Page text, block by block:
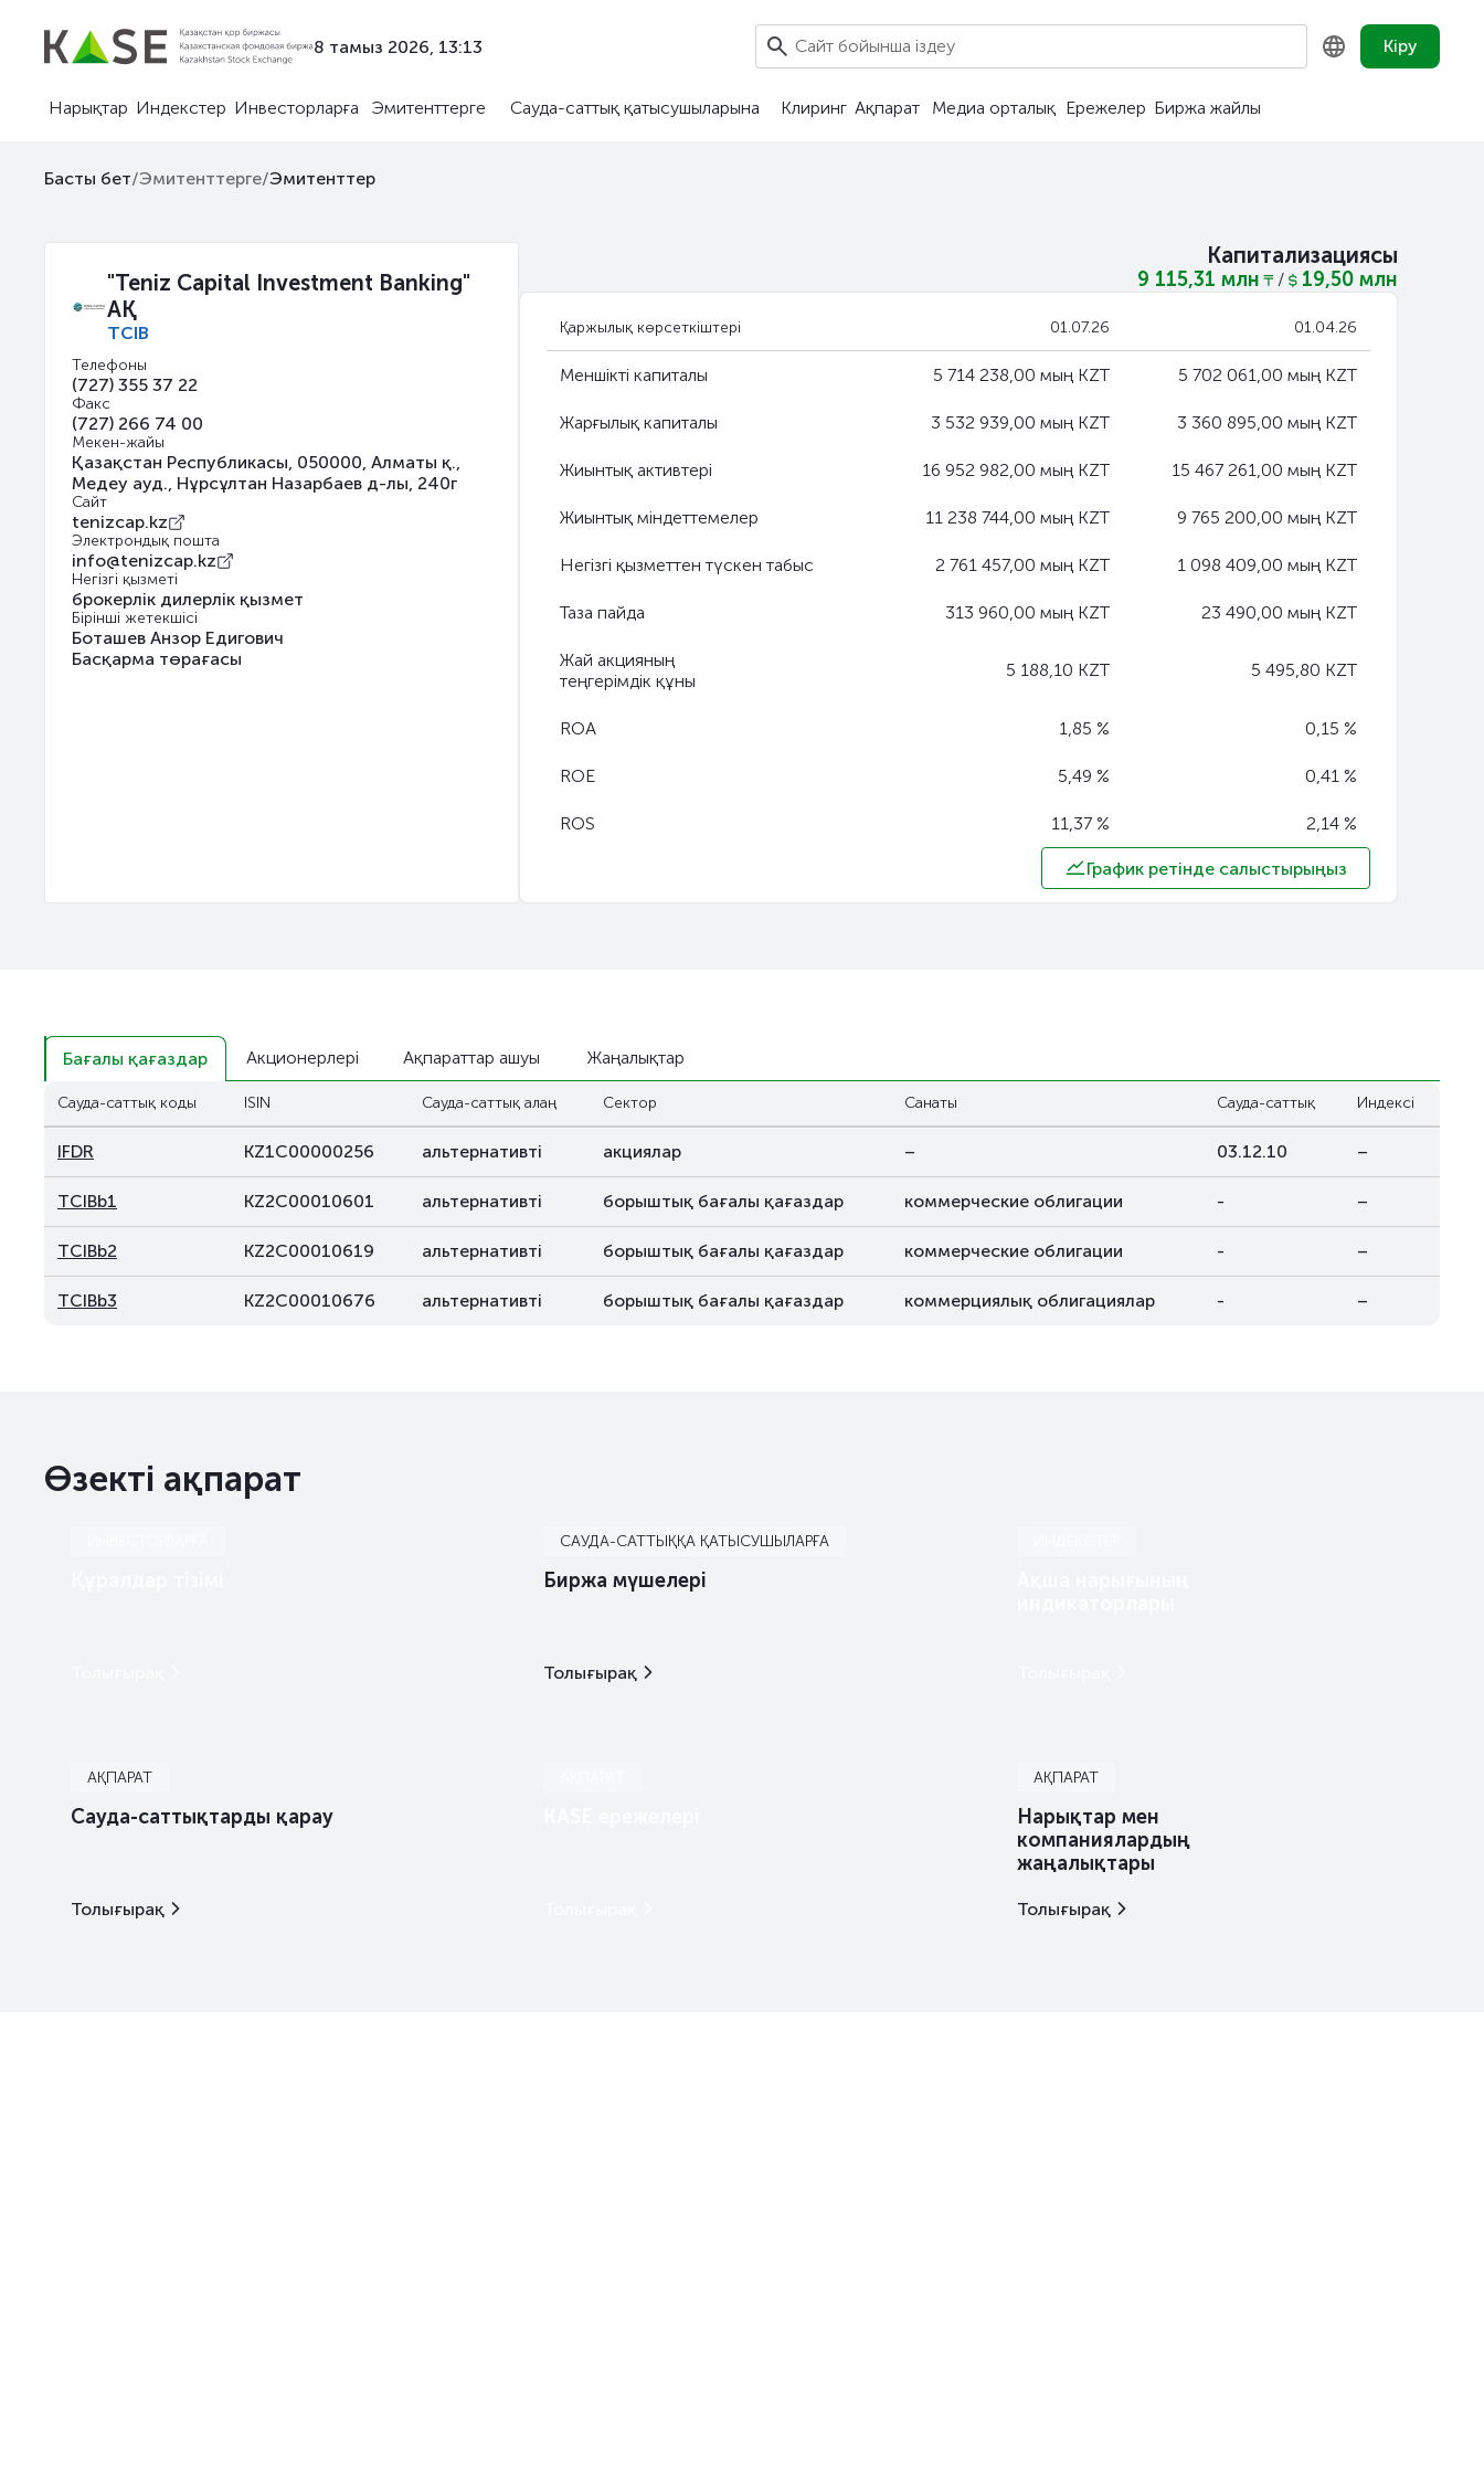
8 тамыз 2026, 13:13 Кіру
Нарықтар Индекстер Инвесторларға Эмитенттерге Сауда-саттық қатысушыларына Клиринг Ақпарат Медиа орталық Ережелер Биржа жайлы
Басты бет/Эмитенттерге/Эмитенттер
"Teniz Capital Investment Banking"
АҚ
TCIB
Телефоны
(727) 355 37 22
Факс
(727) 266 74 00
Мекен-жайы
Қазақстан Республикасы, 050000, Алматы қ.,
Медеу ауд., Нұрсұлтан Назарбаев д-лы, 240г
Сайт
tenizcap.kz
Электрондық пошта
info@tenizcap.kz
Негізгі қызметі
брокерлік дилерлік қызмет
Бірінші жетекшісі
Боташев Анзор Едигович
Басқарма төрағасы
Капитализациясы
9 115,31 млн / 19,50 млн
Қаржылық көрсеткіштері 01.07.26 01.04.26
Меншікті капиталы 5 714 238,00 мың KZT 5 702 061,00 мың KZT
Жарғылық капиталы 3 532 939,00 мың KZT 3 360 895,00 мың KZT
Жиынтық активтері 16 952 982,00 мың KZT 15 467 261,00 мың KZT
Жиынтық міндеттемелер 11 238 744,00 мың KZT 9 765 200,00 мың KZT
Негізгі қызметтен түскен табыс 2 761 457,00 мың KZT 1 098 409,00 мың KZT
Таза пайда 313 960,00 мың KZT 23 490,00 мың KZT
Жай акцияның
теңгерімдік құны
5 188,10 KZT 5 495,80 KZT
ROA 1,85 % 0,15 %
ROE 5,49 % 0,41 %
ROS 11,37 % 2,14 %
График ретінде салыстырыңыз
Бағалы қағаздар Акционерлері Ақпараттар ашуы Жаңалықтар
Сауда-саттық коды ISIN Сауда-саттық алаң Сектор Санаты Сауда-саттық Индексі
IFDR KZ1C00000256 альтернативті акциялар – 03.12.10 –
TCIBb1 KZ2C00010601 альтернативті борыштық бағалы қағаздар коммерческие облигации - –
TCIBb2 KZ2C00010619 альтернативті борыштық бағалы қағаздар коммерческие облигации - –
TCIBb3 KZ2C00010676 альтернативті борыштық бағалы қағаздар коммерциялық облигациялар - –
Өзекті ақпарат
САУДА-САТТЫҚҚА ҚАТЫСУШЫЛАРҒА
Биржа мүшелері
Толығырақ
АҚПАРАТ
Сауда-саттықтарды қарау
Толығырақ
АҚПАРАТ
Нарықтар мен
компаниялардың
жаңалықтары
Толығырақ